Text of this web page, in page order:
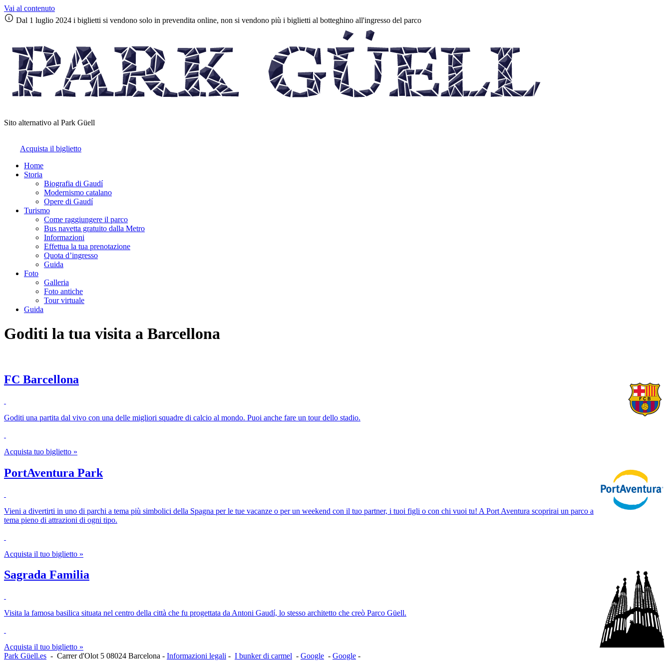
Vai al contenuto
Dal 1 luglio 2024 i biglietti si vendono solo in prevendita online, non si vendono più i biglietti al botteghino all'ingresso del parco
Sito alternativo al Park Güell
Acquista il biglietto
Home
Storia
Biografia di Gaudí
Modernismo catalano
Opere di Gaudí
Turismo
Come raggiungere il parco
Bus navetta gratuito dalla Metro
Informazioni
Effettua la tua prenotazione
Quota d’ingresso
Guida
Foto
Galleria
Foto antiche
Tour virtuale
Guida
Goditi la tua visita a Barcellona
FC Barcellona
Goditi una partita dal vivo con una delle migliori squadre di calcio al mondo. Puoi anche fare un tour dello stadio.
Acquista tuo biglietto »
PortAventura Park
Vieni a divertirti in uno di parchi a tema più simbolici della Spagna per le tue vacanze o per un weekend con il tuo partner, i tuoi figli o con chi vuoi tu! A Port Aventura scoprirai un parco a
tema pieno di attrazioni di ogni tipo.
Acquista il tuo biglietto »
Sagrada Familia
Visita la famosa basilica situata nel centro della città che fu progettata da Antoni Gaudí, lo stesso architetto che creò Parco Güell.
Acquista il tuo biglietto »
Park Güell.es - Carrer d'Olot 5 08024 Barcelona - Informazioni legali - I bunker di carmel - Google - Google -